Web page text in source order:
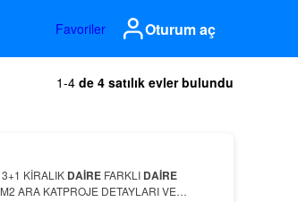
Favoriler Oturum aç
1-4 de 4 satılık evler bulundu
KİRALIK DAİREFARKLI DAİRE
ARA KATPROJE DETAYLARI VE